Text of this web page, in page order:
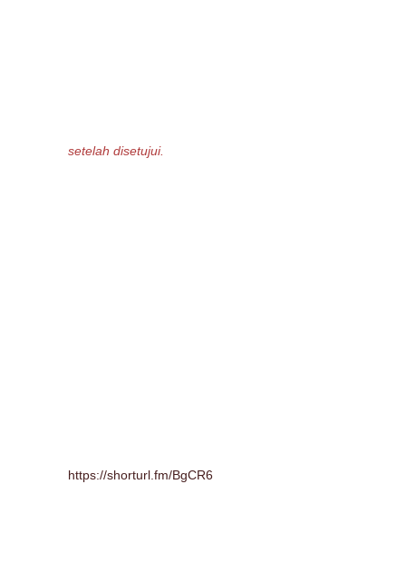
setelah disetujui.
https://shorturl.fm/BgCR6